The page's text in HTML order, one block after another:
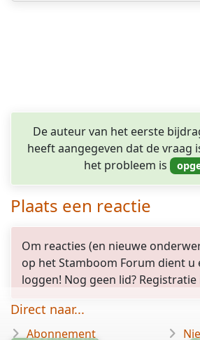
De auteur van het eerste
heeft aangegeven dat de vraag
het probleem is
Plaats een reactie
Om reacties (en nieuwe
op het Stamboom Forum dient u
loggen! Nog geen lid?
Direct naar...
Abonnement